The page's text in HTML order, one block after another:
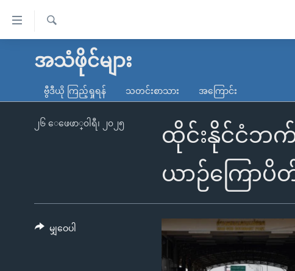
လွယ်ကူ
သည့်
မူလစာမျက်နှာ
ကမ္ဘာ့သတင်းများ
နိုင်ငံတကာ
မကြေးမုံရဲ့ အင်္ဂလိပ်စာ
ရေဒီယို
ရေဒီယိုနှင့်ရုပ်သံ အချက်အလက်များ
ရ
အသံဖိုင်များ
ဗွီဒီယို ကြည့်ရှုရန် သတင်းစာသား အကြောင်း
ထိုင်းနိုင်ငံဘ
ယာဉ်ကြော
၂၆ ေဖေဖာ္၀ါရီ၊ ၂၀၂၅
မျှဝေပါ